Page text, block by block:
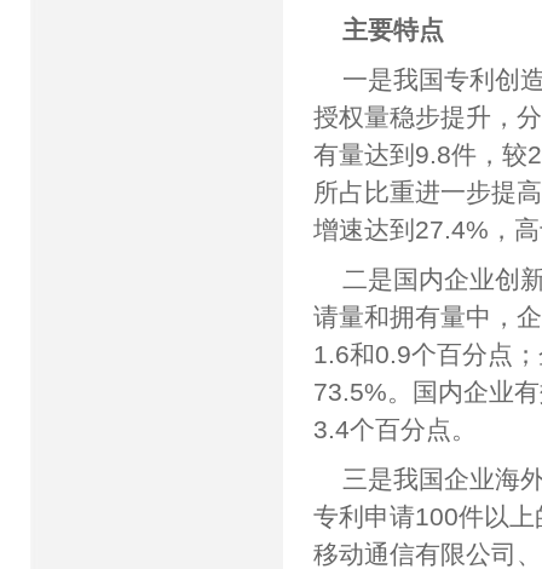
主要特点
一是我国专利创
授权量稳步提升，
有量达到9.8件，较
所占比重进一步提
增速达到27.4%，
二是国内企业创
请量和拥有量中，
1.6和0.9个百分点
73.5%。国内企业
3.4个百分点。
三是我国企业海
专利申请100件以
移动通信有限公司